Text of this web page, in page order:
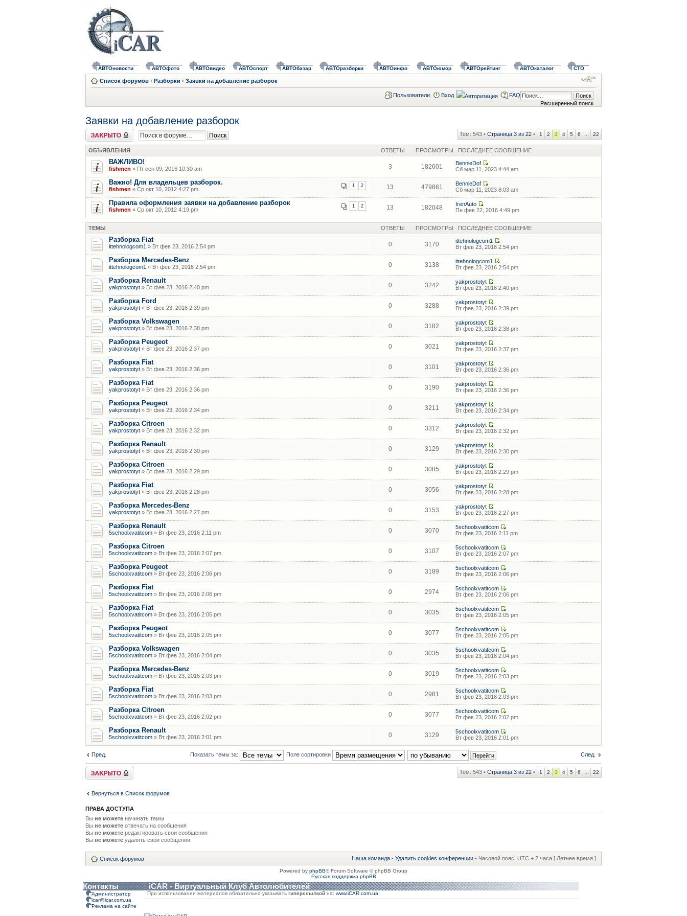
АВТОновости АВТОфото АВТОвидео АВТОспорт АВТОбазар АВТОразборки АВТОинфо АВТОюмор АВТОрейтинг АВТОкаталог СТО
Список форумов ‹ Разборки ‹ Заявки на добавление разборок
Расширенный поиск
Пользователи Вход FAQ
Заявки на добавление разборок
Форум закрыт Тем: 543 • Страница 3 из 22 • 1 2 3 4 5 6 22
ОБЪЯВЛЕНИЯ ОТВЕТЫ ПРОСМОТРЫ ПОСЛЕДНЕЕ СООБЩЕНИЕ
ВАЖЛИВО!
fishmen » Пт сен 09, 2016 10:30 am 3 182601
BennieDof
Сб мар 11, 2023 4:44 am
Важно! Для владельцев разборок. 1 2
fishmen » Ср окт 10, 2012 4:27 pm 13 479861
BennieDof
Сб мар 11, 2023 8:03 am
Правила оформления заявки на добавление разборок 1 2
fishmen » Ср окт 10, 2012 4:19 pm 13 182048
IrenAuto
Пн фев 22, 2016 4:49 pm
ТЕМЫ ОТВЕТЫ ПРОСМОТРЫ ПОСЛЕДНЕЕ СООБЩЕНИЕ
Разборка Fiat
ittehnologcom1 » Вт фев 23, 2016 2:54 pm 0 3170
ittehnologcom1
Вт фев 23, 2016 2:54 pm
Разборка Mercedes-Benz
ittehnologcom1 » Вт фев 23, 2016 2:54 pm 0 3138
ittehnologcom1
Вт фев 23, 2016 2:54 pm
Разборка Renault
yakprostotyt » Вт фев 23, 2016 2:40 pm 0 3242
yakprostotyt
Вт фев 23, 2016 2:40 pm
Разборка Ford
yakprostotyt » Вт фев 23, 2016 2:39 pm 0 3288
yakprostotyt
Вт фев 23, 2016 2:39 pm
Разборка Volkswagen
yakprostotyt » Вт фев 23, 2016 2:38 pm 0 3182
yakprostotyt
Вт фев 23, 2016 2:38 pm
Разборка Peugeot
yakprostotyt » Вт фев 23, 2016 2:37 pm 0 3021
yakprostotyt
Вт фев 23, 2016 2:37 pm
Разборка Fiat
yakprostotyt » Вт фев 23, 2016 2:36 pm 0 3101
yakprostotyt
Вт фев 23, 2016 2:36 pm
Разборка Fiat
yakprostotyt » Вт фев 23, 2016 2:36 pm 0 3190
yakprostotyt
Вт фев 23, 2016 2:36 pm
Разборка Peugeot
yakprostotyt » Вт фев 23, 2016 2:34 pm 0 3211
yakprostotyt
Вт фев 23, 2016 2:34 pm
Разборка Citroen
yakprostotyt » Вт фев 23, 2016 2:32 pm 0 3312
yakprostotyt
Вт фев 23, 2016 2:32 pm
Разборка Renault
yakprostotyt » Вт фев 23, 2016 2:30 pm 0 3129
yakprostotyt
Вт фев 23, 2016 2:30 pm
Разборка Citroen
yakprostotyt » Вт фев 23, 2016 2:29 pm 0 3085
yakprostotyt
Вт фев 23, 2016 2:29 pm
Разборка Fiat
yakprostotyt » Вт фев 23, 2016 2:28 pm 0 3056
yakprostotyt
Вт фев 23, 2016 2:28 pm
Разборка Mercedes-Benz
yakprostotyt » Вт фев 23, 2016 2:27 pm 0 3153
yakprostotyt
Вт фев 23, 2016 2:27 pm
Разборка Renault
5schoolxvatitcom » Вт фев 23, 2016 2:11 pm 0 3070
5schoolxvatitcom
Вт фев 23, 2016 2:11 pm
Разборка Citroen
5schoolxvatitcom » Вт фев 23, 2016 2:07 pm 0 3107
5schoolxvatitcom
Вт фев 23, 2016 2:07 pm
Разборка Peugeot
5schoolxvatitcom » Вт фев 23, 2016 2:06 pm 0 3189
5schoolxvatitcom
Вт фев 23, 2016 2:06 pm
Разборка Fiat
5schoolxvatitcom » Вт фев 23, 2016 2:06 pm 0 2974
5schoolxvatitcom
Вт фев 23, 2016 2:06 pm
Разборка Fiat
5schoolxvatitcom » Вт фев 23, 2016 2:05 pm 0 3035
5schoolxvatitcom
Вт фев 23, 2016 2:05 pm
Разборка Peugeot
5schoolxvatitcom » Вт фев 23, 2016 2:05 pm 0 3077
5schoolxvatitcom
Вт фев 23, 2016 2:05 pm
Разборка Volkswagen
5schoolxvatitcom » Вт фев 23, 2016 2:04 pm 0 3035
5schoolxvatitcom
Вт фев 23, 2016 2:04 pm
Разборка Mercedes-Benz
5schoolxvatitcom » Вт фев 23, 2016 2:03 pm 0 3019
5schoolxvatitcom
Вт фев 23, 2016 2:03 pm
Разборка Fiat
5schoolxvatitcom » Вт фев 23, 2016 2:03 pm 0 2981
5schoolxvatitcom
Вт фев 23, 2016 2:03 pm
Разборка Citroen
5schoolxvatitcom » Вт фев 23, 2016 2:02 pm 0 3077
5schoolxvatitcom
Вт фев 23, 2016 2:02 pm
Разборка Renault
5schoolxvatitcom » Вт фев 23, 2016 2:01 pm 0 3129
5schoolxvatitcom
Вт фев 23, 2016 2:01 pm
Пред. След.
Показать темы за: Поле сортировки
Форум закрыт Тем: 543 • Страница 3 из 22 • 1 2 3 4 5 6 22
Вернуться в Список форумов
ПРАВА ДОСТУПА
Вы не можете начинать темы
Вы не можете отвечать на сообщения
Вы не можете редактировать свои сообщения
Вы не можете удалять свои сообщения
Список форумов Наша команда • Удалить cookies конференции • Часовой пояс: UTC + 2 часа [ Летнее время ]
Powered by phpBB® Forum Software © phpBB Group
Русская поддержка phpBB
Контакты iCAR - Виртуальный Клуб Автолюбителей
Администратор
icar@icar.com.ua
Реклама на сайте
При использовании материалов обязательно указывать гиперссылкой на: www.iCAR.com.ua